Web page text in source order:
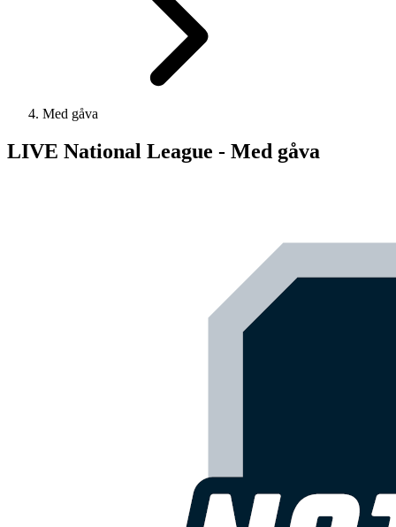
Med gåva
LIVE National League - Med gåva